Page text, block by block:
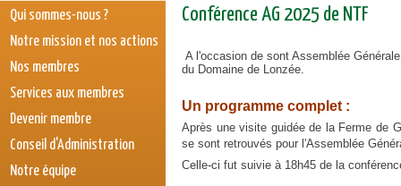
Conférence AG 2025 de NTF
A l'occasion de sont Assemblée
du Domaine de Lonzée.
Un programme complet :
Après une visite guidée de la Ferme de
se sont retrouvés pour l'Assemblée
Celle-ci fut suivie à 18h45 de la
Qui sommes-nous ?
Notre mission et nos actions
Nos membres
Services aux membres
Devenir membre
Conseil d'Administration
Notre équipe